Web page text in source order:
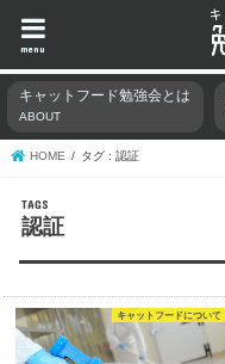
menu
キャットフード勉強会とは
ABOUT
HOME タグ : 認証
認証
キャットフードについて